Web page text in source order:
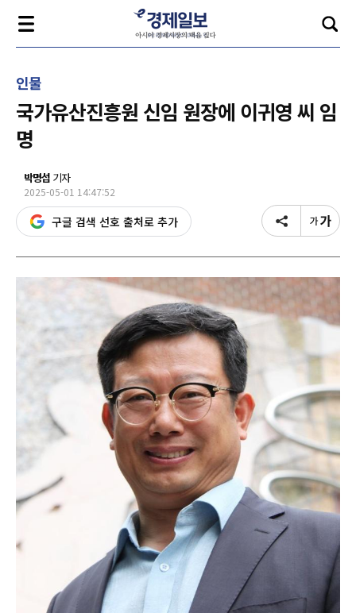
인물
국가유산진흥원 신임 원장에 이귀영 씨 임
명
박명섭 기자
2025-05-01 14:47:52
구글 검색 선호 출처로 추가